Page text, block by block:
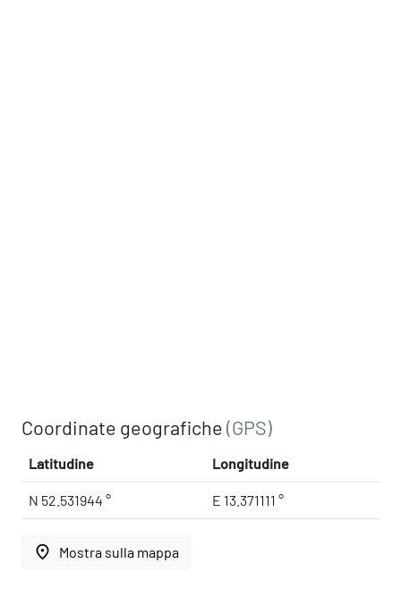
Coordinate geografiche(GPS)
Latitudine Longitudine
N 52.531944 ° E 13.371111 °
place Mostra sulla mappa